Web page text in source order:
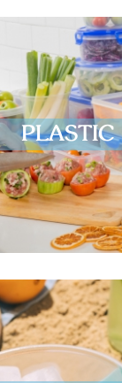
PLASTIC